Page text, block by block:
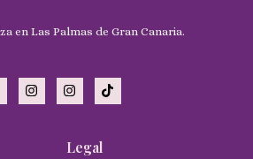
en Las Palmas de Gran Canaria.
Legal